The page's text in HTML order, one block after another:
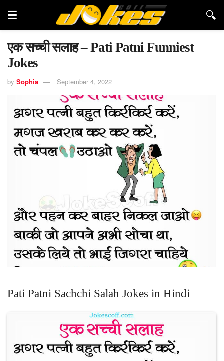
एक सच्ची सलाह – Pati Patni Funniest
Jokes
by Sophia September 4, 2022
Pati Patni Sachchi Salah Jokes in Hindi